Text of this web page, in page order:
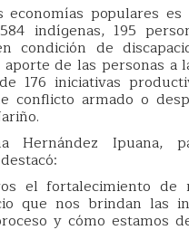
populares
indígenas, 195
condición de
de las personas a
176 iniciativas
conflicto armado o
Hernández Ipuana,
el fortalecimiento de
que nos brindan las
y cómo estamos